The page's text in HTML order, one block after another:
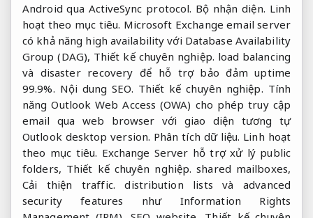
Android qua ActiveSync protocol. Bộ nhận diện. Linh
hoạt theo mục tiêu. Microsoft Exchange email server
có khả năng high availability với Database Availability
Group (DAG), Thiết kế chuyên nghiệp. load balancing
và disaster recovery để hỗ trợ bảo đảm uptime
99.9%. Nội dung SEO. Thiết kế chuyên nghiệp. Tính
năng Outlook Web Access (OWA) cho phép truy cập
email qua web browser với giao diện tương tự
Outlook desktop version. Phân tích dữ liệu. Linh hoạt
theo mục tiêu. Exchange Server hỗ trợ xử lý public
folders, Thiết kế chuyên nghiệp. shared mailboxes,
Cải thiện traffic. distribution lists và advanced
security features như Information Rights